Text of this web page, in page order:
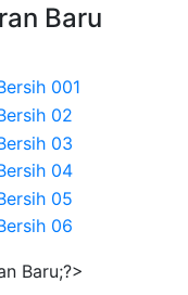
Baru